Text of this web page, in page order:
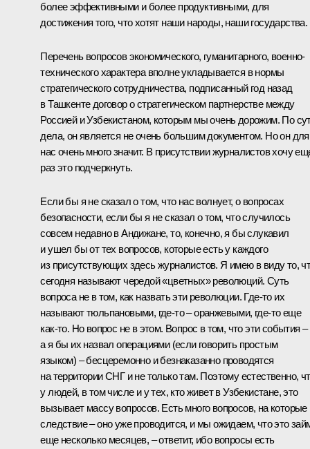
более эффективными и более продуктивными, для
достижения того, что хотят наши народы, наши государства.
Перечень вопросов экономического, гуманитарного, военно-
технического характера вполне укладывается в нормы
стратегического сотрудничества, подписанный год назад
в Ташкенте договор о стратегическом партнерстве между
Россией и Узбекистаном, которым мы очень дорожим. По
дела, он является не очень большим документом. Но он для
нас очень много значит. В присутствии журналистов хочу
раз это подчеркнуть.
Если бы я не сказал о том, что нас волнует, о вопросах
безопасности, если бы я не сказал о том, что случилось
совсем недавно в Андижане, то, конечно, я бы слукавил
и ушел бы от тех вопросов, которые есть у каждого
из присутствующих здесь журналистов. Я имею в виду то,
сегодня называют чередой «цветных» революций. Суть
вопроса не в том, как назвать эти революции. Где‑то их
называют тюльпановыми, где‑то – оранжевыми, где‑то еще
как‑то. Но вопрос не в этом. Вопрос в том, что эти события –
а я бы их назвал операциями (если говорить простым
языком) – бесцеремонно и безнаказанно проводятся
на территории СНГ и не только там. Поэтому естественно,
у людей, в том числе и у тех, кто живет в Узбекистане, это
вызывает массу вопросов. Есть много вопросов, на которые
следствие – оно уже проводится, и мы ожидаем, что это
еще несколько месяцев, – ответит, ибо вопросы есть